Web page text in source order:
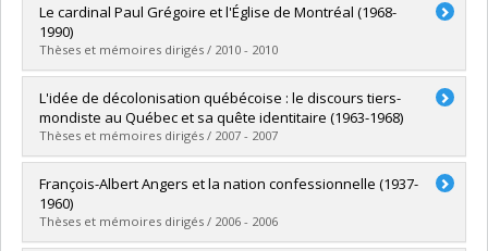
Le cardinal Paul Grégoire et l'Église de Montréal (1968-
1990)
Thèses et mémoires dirigés / 2010 - 2010
Diplômé(e) :Phaneuf, Luc
Cycle :Maîtrise
Diplôme obtenu :M.A.
Lien vers le document dans Papyrus
L'idée de décolonisation québécoise : le discours tiers-
mondiste au Québec et sa quête identitaire (1963-1968)
Thèses et mémoires dirigés / 2007 - 2007
Diplômé(e) :Lavigne, Mathieu
Cycle :
Diplôme obtenu :M.A.
Lien vers le document dans Papyrus
François-Albert Angers et la nation confessionnelle (1937-
1960)
Thèses et mémoires dirigés / 2006 - 2006